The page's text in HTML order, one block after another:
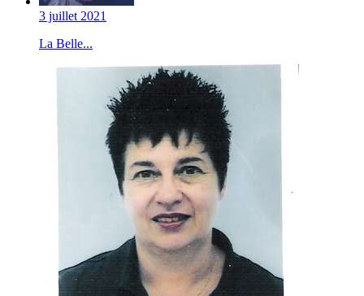
3 juillet 2021
La Belle...